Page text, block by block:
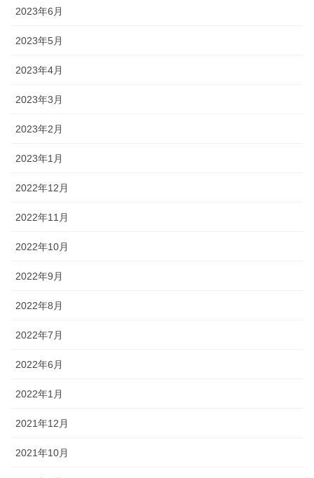
2023年6月
2023年5月
2023年4月
2023年3月
2023年2月
2023年1月
2022年12月
2022年11月
2022年10月
2022年9月
2022年8月
2022年7月
2022年6月
2022年1月
2021年12月
2021年10月